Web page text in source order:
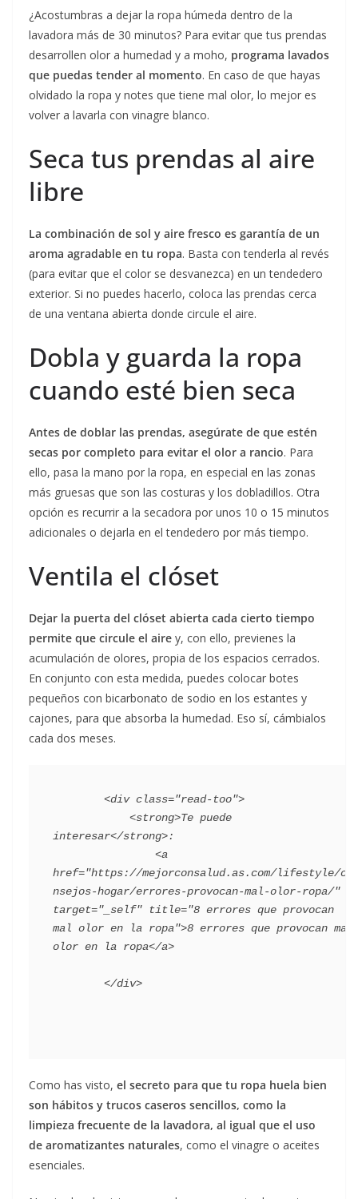
¿Acostumbras a dejar la ropa húmeda dentro de la
lavadora más de 30 minutos? Para evitar que tus prendas
desarrollen olor a humedad y a moho, programa lavados
que puedas tender al momento. En caso de que hayas
olvidado la ropa y notes que tiene mal olor, lo mejor es
volver a lavarla con vinagre blanco.
Seca tus prendas al aire
libre
La combinación de sol y aire fresco es garantía de un
aroma agradable en tu ropa. Basta con tenderla al revés
(para evitar que el color se desvanezca) en un tendedero
exterior. Si no puedes hacerlo, coloca las prendas cerca
de una ventana abierta donde circule el aire.
Dobla y guarda la ropa
cuando esté bien seca
Antes de doblar las prendas, asegúrate de que estén
secas por completo para evitar el olor a rancio. Para
ello, pasa la mano por la ropa, en especial en las zonas
más gruesas que son las costuras y los dobladillos. Otra
opción es recurrir a la secadora por unos 10 o 15 minutos
adicionales o dejarla en el tendedero por más tiempo.
Ventila el clóset
Dejar la puerta del clóset abierta cada cierto tiempo
permite que circule el aire y, con ello, previenes la
acumulación de olores, propia de los espacios cerrados.
En conjunto con esta medida, puedes colocar botes
pequeños con bicarbonato de sodio en los estantes y
cajones, para que absorba la humedad. Eso sí, cámbialos
cada dos meses.
interesar</strong>:
href="https://mejorconsalud.as.com/lifestyle/co
nsejos-hogar/errores-provocan-mal-olor-ropa/"
target="_self" title="8 errores que provocan
mal olor en la ropa">8 errores que provocan mal
olor en la ropa</a>
Como has visto, el secreto para que tu ropa huela bien
son hábitos y trucos caseros sencillos, como la
limpieza frecuente de la lavadora, al igual que el uso
de aromatizantes naturales, como el vinagre o aceites
esenciales.